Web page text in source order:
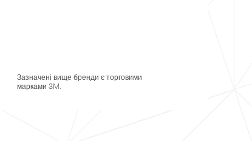
Зазначені вище бренди є торговими
марками 3M.